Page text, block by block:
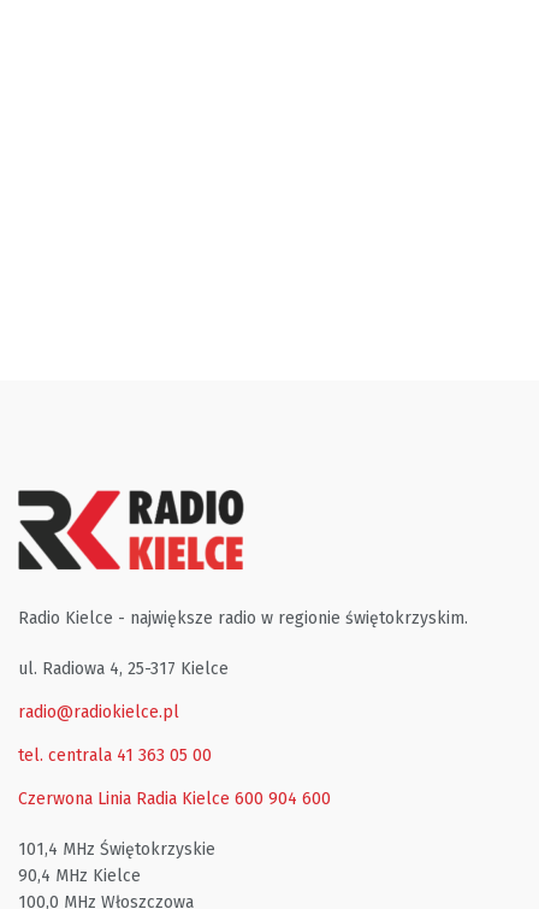
Radio Kielce - największe radio w regionie świętokrzyskim.
ul. Radiowa 4, 25-317 Kielce
radio@radiokielce.pl
tel. centrala 41 363 05 00
Czerwona Linia Radia Kielce 600 904 600
101,4 MHz Świętokrzyskie
90,4 MHz Kielce
100,0 MHz Włoszczowa